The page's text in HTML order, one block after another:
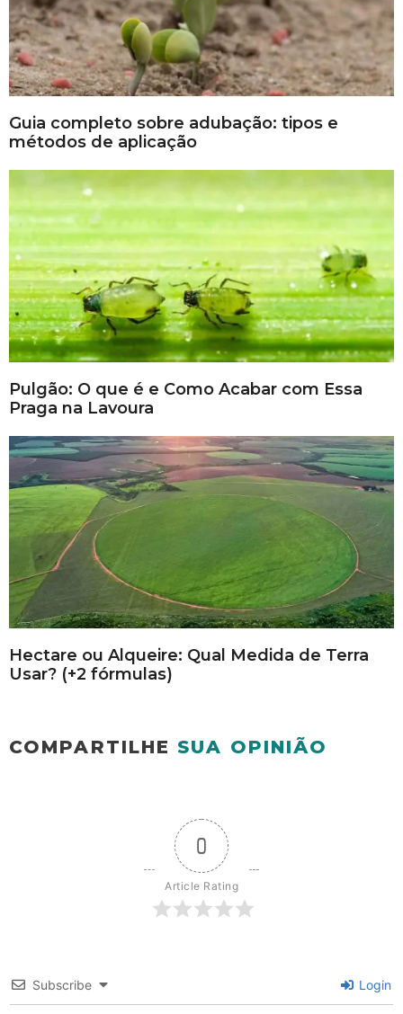
Guia completo sobre adubação: tipos e
métodos de aplicação
Pulgão: O que é e Como Acabar com Essa
Praga na Lavoura
Hectare ou Alqueire: Qual Medida de Terra
Usar? (+2 fórmulas)
COMPARTILHE SUA OPINIÃO
0
Article Rating
Subscribe Login